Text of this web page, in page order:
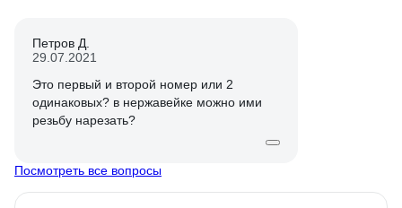
Петров Д.
29.07.2021
Это первый и второй номер или 2
одинаковых? в нержавейке можно ими
резьбу нарезать?
Посмотреть все вопросы